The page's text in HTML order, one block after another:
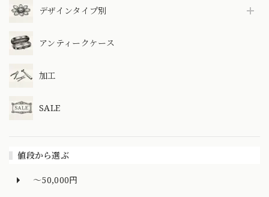
デザインタイプ別
アンティークケース
加工
SALE
値段から選ぶ
～50,000円